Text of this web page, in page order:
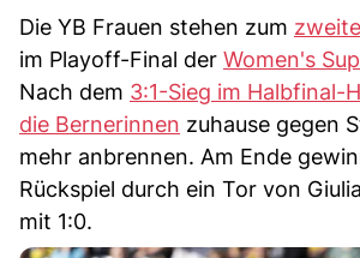
Die YB Frauen stehen zum
im Playoff-Final der Women's
Nach dem 3:1-Sieg im Halbfinal-
die Bernerinnen zuhause gegen
mehr anbrennen. Am Ende
Rückspiel durch ein Tor von
mit 1:0.